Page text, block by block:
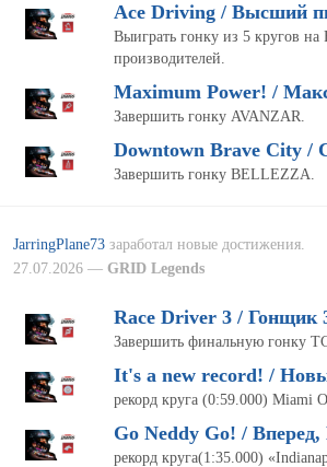
Ace Driving / Высший
Выиграть гонку из 5 кругов
производителей.
Maximum Power! /
Завершить гонку AVANZAR.
Downtown Brave City /
Завершить гонку BELLEZZA.
JarringPlane73 заработал новые достижения.
27.07.2026 —GRID Legends
Race Driver 3 / Гонщик
Завершить финальную гонку
It's a new record! /
рекорд круга (0:59.000) Miami
Go Neddy Go! /
рекорд круга(1:35.000)